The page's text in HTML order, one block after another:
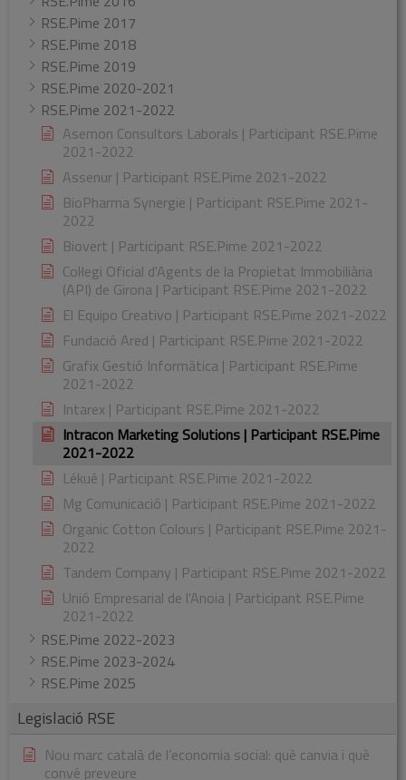
RSE.Pime 2017
RSE.Pime 2018
RSE.Pime 2019
RSE.Pime 2020-2021
RSE.Pime 2021-2022
Asemon Consultors Laborals | Participant RSE.Pime
2021-2022
Assenur | Participant RSE.Pime 2021-2022
BioPharma Synergie | Participant RSE.Pime 2021-
2022
Biovert | Participant RSE.Pime 2021-2022
Col·legi Oficial d'Agents de la Propietat Immobiliària
(API) de Girona | Participant RSE.Pime 2021-2022
El Equipo Creativo | Participant RSE.Pime 2021-2022
Fundació Ared | Participant RSE.Pime 2021-2022
Grafix Gestió Informàtica | Participant RSE.Pime
2021-2022
Intarex | Participant RSE.Pime 2021-2022
Intracon Marketing Solutions | Participant RSE.Pime
2021-2022
Lékué | Participant RSE.Pime 2021-2022
Mg Comunicació | Participant RSE.Pime 2021-2022
Organic Cotton Colours | Participant RSE.Pime 2021-
2022
Tandem Company | Participant RSE.Pime 2021-2022
Unió Empresarial de l'Anoia | Participant RSE.Pime
2021-2022
RSE.Pime 2022-2023
RSE.Pime 2023-2024
RSE.Pime 2025
Legislació RSE
Nou marc català de l’economia social: què canvia i què
convé preveure